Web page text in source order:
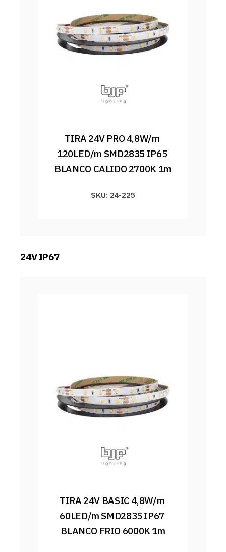
TIRA 24V PRO 4,8W/m
120LED/m SMD2835 IP65
BLANCO CALIDO 2700K 1m
SKU: 24-225
24V IP67
TIRA 24V BASIC 4,8W/m
60LED/m SMD2835 IP67
BLANCO FRIO 6000K 1m